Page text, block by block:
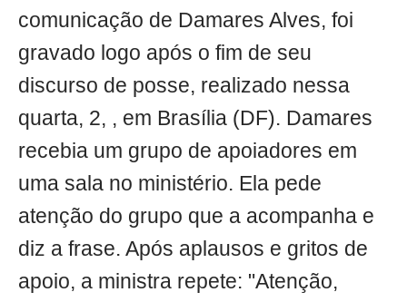
comunicação de Damares Alves, foi
gravado logo após o fim de seu
discurso de posse, realizado nessa
quarta, 2, , em Brasília (DF). Damares
recebia um grupo de apoiadores em
uma sala no ministério. Ela pede
atenção do grupo que a acompanha e
diz a frase. Após aplausos e gritos de
apoio, a ministra repete: "Atenção,